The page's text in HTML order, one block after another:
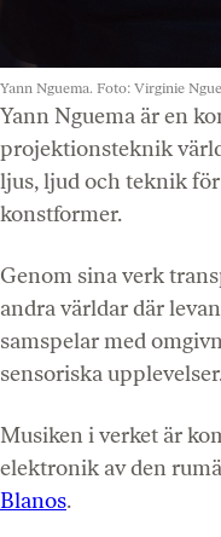
Yann Nguema. Foto: Virginie
Yann Nguema är en
projektionsteknik
ljus, ljud och teknik
konstformer.
Genom sina verk
andra världar där
samspelar med
sensoriska
Musiken i verket är
elektronik av den
Blanos.